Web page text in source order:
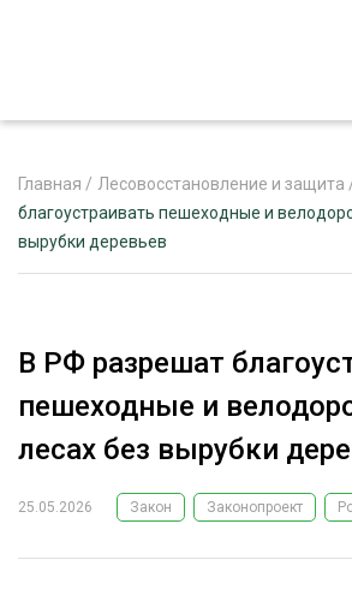
ЖУРНАЛ «ЛЕСНОЙ КОМПЛЕКС»
РЕКЛАМОДАТЕЛЯМ
ЛЕСОЗАГОТОВКА
ЭКСПЕРТНОЕ МНЕНИЕ
Главная / Лесовосстановление и защита
благоустраивать пешеходные и
вырубки деревьев
В РФ разрешат
пешеходные и
лесах без вырубки
25.05.2026 Закон Законопроект